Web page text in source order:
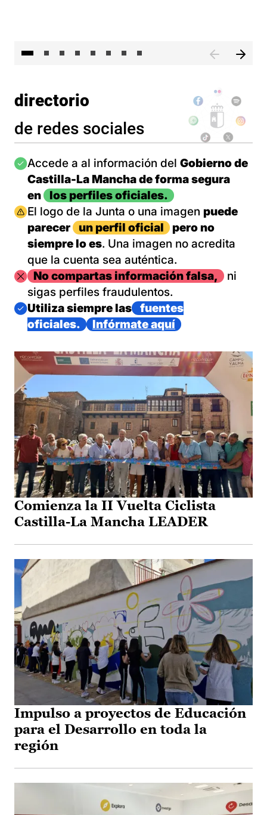
directorio
de redes sociales
Imagen
Accede a al información del Gobierno de
Castilla-La Mancha de forma segura
en
los perfiles oficiales.
Imagen
El logo de la Junta o una imagen puede
parecer
un perfil oficial
pero no
siempre lo es. Una imagen no acredita
que la cuenta sea auténtica.
ImagenNo compartas información falsa,
ni
sigas perfiles fraudulentos.
Imagen
Utiliza siempre las
fuentes
oficiales.
Infórmate aquí
Comienza la II Vuelta Ciclista
Castilla-La Mancha LEADER
Impulso a proyectos de Educación
para el Desarrollo en toda la
región